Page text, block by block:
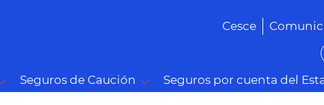
Cesce
Seguros de Caución Seguros por cuenta del